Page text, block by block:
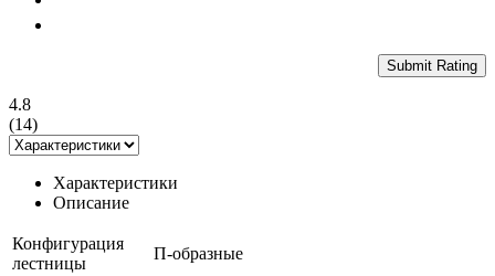
Submit Rating
4.8
(14)
Характеристики
Описание
Конфигурация
лестницы
П-образные